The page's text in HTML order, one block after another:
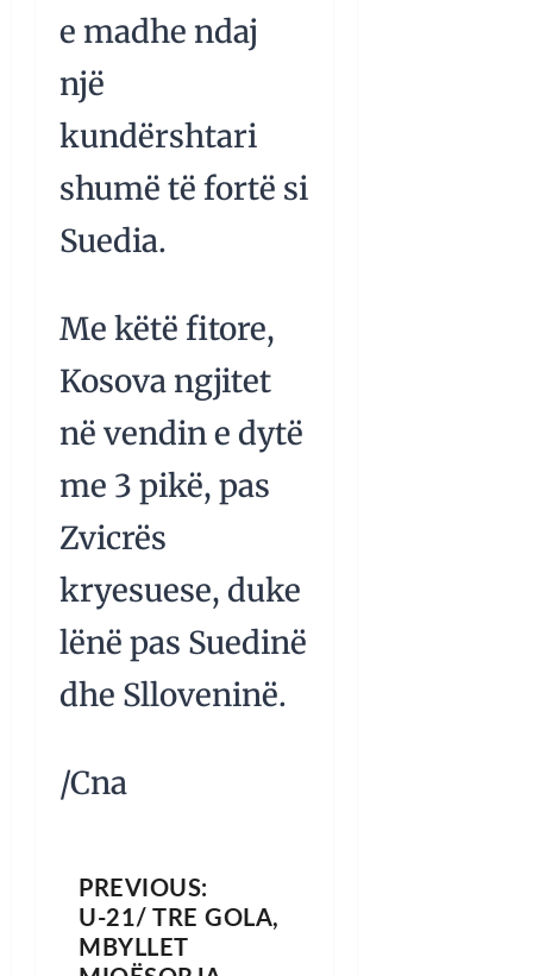
e madhe ndaj
një
kundërshtari
shumë të fortë si
Suedia.
Me këtë fitore,
Kosova ngjitet
në vendin e dytë
me 3 pikë, pas
Zvicrës
kryesuese, duke
lënë pas Suedinë
dhe Slloveninë.
/Cna
PREVIOUS:
U-21/ TRE GOLA,
MBYLLET